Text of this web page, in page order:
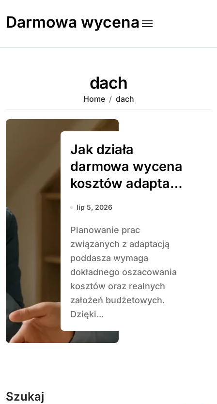
content
Darmowa wycena
dach
Home dach
Jak działa
darmowa wycena
kosztów adaptacji
poddasza
lip 5, 2026
Planowanie prac
związanych z adaptacją
poddasza wymaga
dokładnego oszacowania
kosztów oraz realnych
założeń budżetowych.
Dzięki...
Szukaj